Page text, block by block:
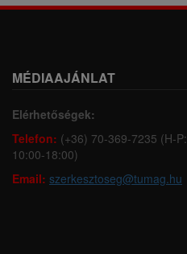
MÉDIAAJÁNLAT
Elérhetőségek:
Telefon: (+36) 70-369-7235 (H-P:
10:00-18:00)
Email: szerkesztoseg@tumag.hu